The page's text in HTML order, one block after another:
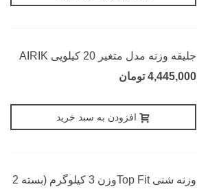
جلیقه وزنه مدل متغیر 20 کیلویی AIRIK
4,445,000 تومان
افزودن به سبد خرید
وزنه شنی Top Fitوزن 3 کیلوگرم (بسته 2